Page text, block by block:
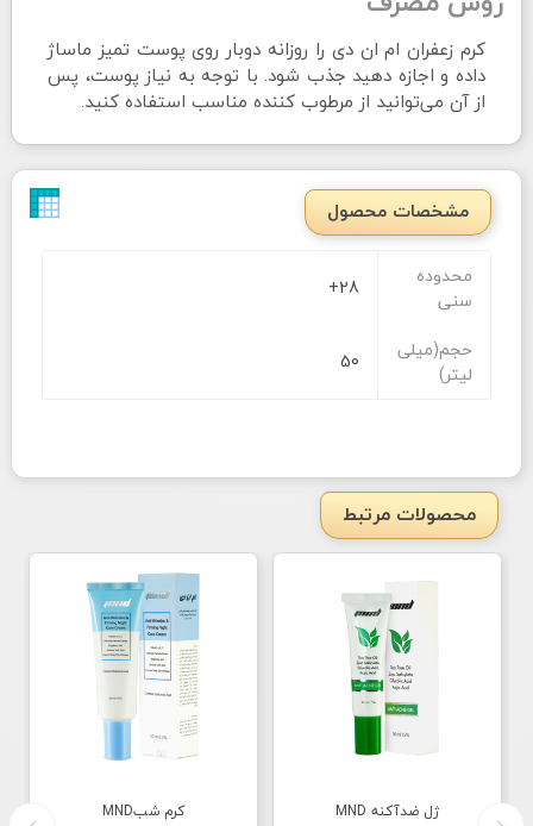
کرم زعفران ام ان دی را روزانه دوبار روی پوست تمیز ماساژ
داده و اجازه دهید جذب شود. با توجه به نیاز پوست، پس
از آن می‌توانید از مرطوب کننده مناسب استفاده کنید.
مشخصات محصول
محدوده
سنی
28+
حجم(میلی
لیتر)
50
محصولات مرتبط
ژل ضدآکنه MND کرم شبMND